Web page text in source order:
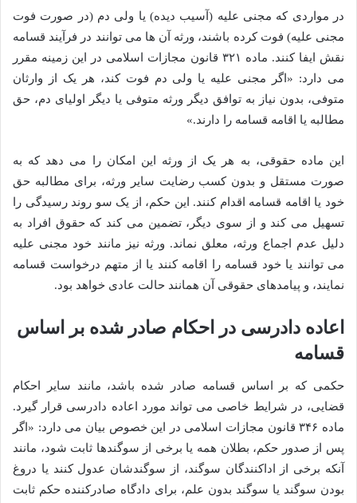
در مواردی که مجنی علیه (آسیب دیده) یا ولی دم (در صورت فوت
مجنی علیه) فوت کرده باشند، ورثه آن ها می توانند در فرآیند قسامه
نقش ایفا کنند. ماده ۳۲۱ قانون مجازات اسلامی در این زمینه مقرر
می دارد: «اگر مجنی علیه یا ولی دم فوت کند، هر یک از وارثان
متوفی، بدون نیاز به توافق دیگر ورثه متوفی یا دیگر اولیای دم، حق
مطالبه یا اقامه قسامه را دارند.»
این ماده حقوقی، به هر یک از ورثه این امکان را می دهد که به
صورت مستقل و بدون کسب رضایت سایر ورثه، برای مطالبه حق
خود یا اقامه قسامه اقدام کنند. این حکم، از یک سو روند رسیدگی را
تسهیل می کند و از سوی دیگر، تضمین می کند که حقوق افراد به
دلیل عدم اجماع ورثه، معلق نماند. ورثه نیز مانند خود مجنی علیه
می توانند یا خود قسامه را اقامه کنند یا از متهم درخواست قسامه
نمایند، و پیامدهای حقوقی آن همانند حالت عادی خواهد بود.
اعاده دادرسی در احکام صادر شده بر اساس
قسامه
حکمی که بر اساس قسامه صادر شده باشد، مانند سایر احکام
قضایی، در شرایط خاصی می تواند مورد اعاده دادرسی قرار گیرد.
ماده ۳۴۶ قانون مجازات اسلامی در این خصوص بیان می دارد: «اگر
پس از صدور حکم، بطلان همه یا برخی از سوگندها ثابت شود، مانند
آنکه برخی از اداکنندگان سوگند، از سوگندشان عدول کنند یا دروغ
بودن سوگند یا سوگند بدون علم، برای دادگاه صادرکننده حکم ثابت